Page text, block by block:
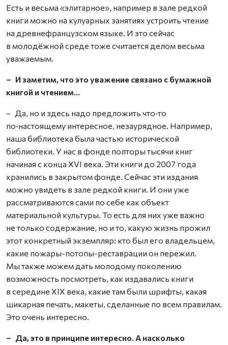
Есть и весьма «элитарное», например в зале редкой
книги можно на кулуарных занятиях устроить чтение
на древнефранцузском языке. И это сейчас
в молодёжной среде тоже считается делом весьма
уважаемым.
– И заметим, что это уважение связано с бумажной
книгой и чтением…
– Да, но и здесь надо предложить что‑то
по‑настоящему интересное, незаурядное. Например,
наша библиотека была частью исторической
библиотеки. У нас в фонде полторы тысячи книг
начиная с конца XVI века. Эти книги до 2007 года
хранились в закрытом фонде. Сейчас эти издания
можно увидеть в зале редкой книги. И они уже
рассматриваются сами по себе как объект
материальной культуры. То есть для них уже важно
не только содержание, но и то, какую жизнь прожил
этот конкретный экземпляр: кто был его владельцем,
какие пожары-потопы-реставрации он пережил.
Мы также можем дать молодому поколению
возможность посмотреть, как издавались книги
в середине XIX века, какие там были шрифты, какая
шикарная печать, макеты, сделанные по всем правилам.
Это очень интересно.
– Да, это в принципе интересно. А насколько